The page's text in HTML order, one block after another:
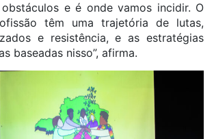
e é onde vamos incidir. O
têm uma trajetória de lutas,
e resistência, e as estratégias
baseadas nisso”, afirma.